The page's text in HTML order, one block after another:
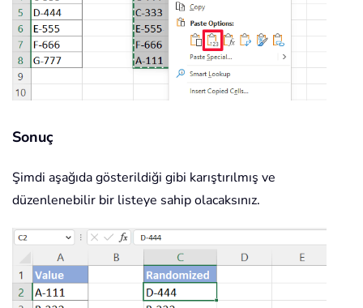
Sonuç
Şimdi aşağıda gösterildiği gibi karıştırılmış ve
düzenlenebilir bir listeye sahip olacaksınız.